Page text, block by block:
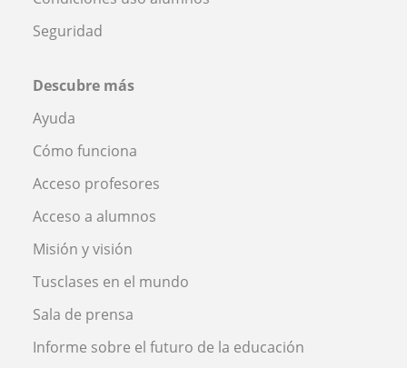
Seguridad
Descubre más
Ayuda
Cómo funciona
Acceso profesores
Acceso a alumnos
Misión y visión
Tusclases en el mundo
Sala de prensa
Informe sobre el futuro de la educación